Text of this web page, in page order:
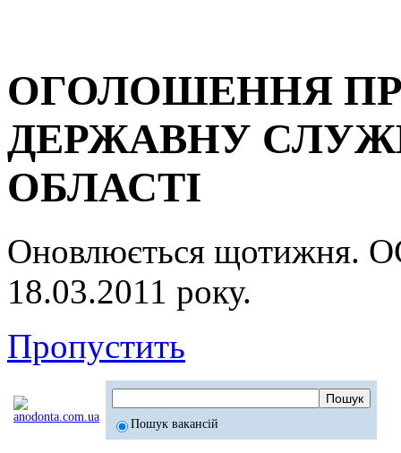
ОГОЛОШЕННЯ
ДЕРЖАВНУ
ОБЛАСТІ
Оновлюється
18.03.2011 року.
Пропустить
Пошук вакансій